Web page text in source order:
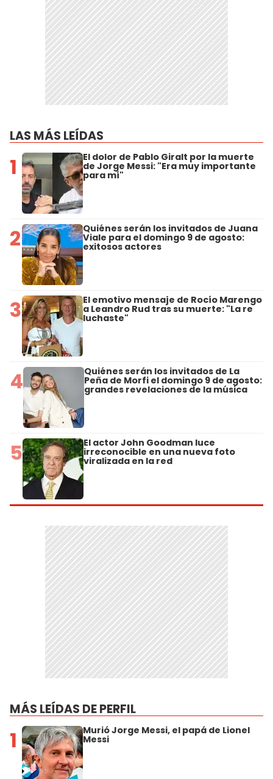
LAS MÁS LEÍDAS
1 El dolor de Pablo Giralt por la muerte
de Jorge Messi: "Era muy importante
para mí"
2 Quiénes serán los invitados de Juana
Viale para el domingo 9 de agosto:
exitosos actores
3 El emotivo mensaje de Rocío Marengo
a Leandro Rud tras su muerte: "La re
luchaste"
4 Quiénes serán los invitados de La
Peña de Morfi el domingo 9 de agosto:
grandes revelaciones de la música
5 El actor John Goodman luce
irreconocible en una nueva foto
viralizada en la red
MÁS LEÍDAS DE PERFIL
1 Murió Jorge Messi, el papá de Lionel
Messi